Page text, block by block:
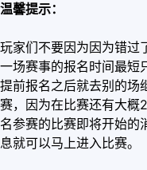
温馨提示：
玩家们不要因为因为错过
一场赛事的报名时间最短
提前报名之后就去别的场
赛，因为在比赛还有大概
名参赛的比赛即将开始的
息就可以马上进入比赛。